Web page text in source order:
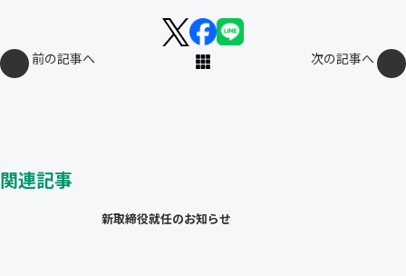
前の記事へ 次の記事へ
関連記事
新取締役就任のお知らせ